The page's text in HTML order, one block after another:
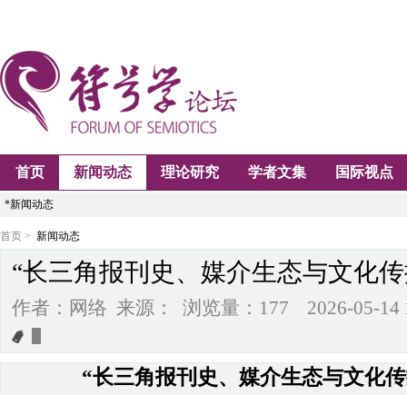
首页 新闻动态 理论研究 学者文集 国际视点
*新闻动态
首页 > 新闻动态
“长三角报刊史、媒介生态与文化
作者：网络 来源： 浏览量：177 2026-05-14
“长三角报刊史、媒介生态与文化